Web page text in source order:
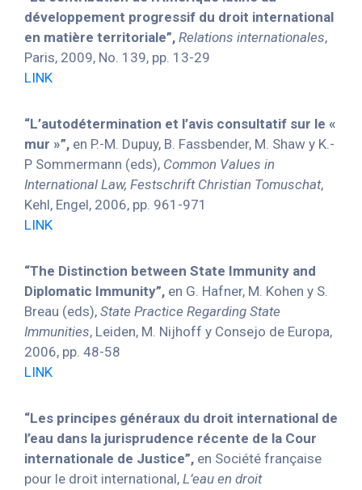
développement progressif du droit international
en matière territoriale”, Relations internationales,
Paris, 2009, No. 139, pp. 13-29
LINK
“L’autodétermination et l’avis consultatif sur le «
mur »”, en P.-M. Dupuy, B. Fassbender, M. Shaw y K.-
P Sommermann (eds), Common Values in
International Law, Festschrift Christian Tomuschat,
Kehl, Engel, 2006, pp. 961-971
LINK
“The Distinction between State Immunity and
Diplomatic Immunity”, en G. Hafner, M. Kohen y S.
Breau (eds), State Practice Regarding State
Immunities, Leiden, M. Nijhoff y Consejo de Europa,
2006, pp. 48-58
LINK
“Les principes généraux du droit international de
l’eau dans la jurisprudence récente de la Cour
internationale de Justice”, en Société française
pour le droit international, L’eau en droit